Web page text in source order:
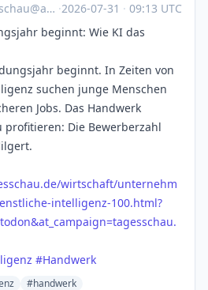
·2026-07-31 · 09:13 UTC
beginnt: Wie KI das
beginnt. In Zeiten von
suchen junge Menschen
Jobs. Das Handwerk
profitieren: Die Bewerberzahl
wirtschaft/unternehm
intelligenz-100.html?
#Handwerk
#handwerk